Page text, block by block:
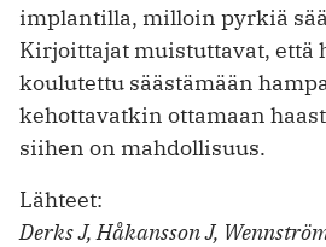
implantilla, milloin pyrkiä
Kirjoittajat muistuttavat, että
koulutettu säästämään
kehottavatkin ottamaan
siihen on mahdollisuus.
Lähteet:
Derks J, Håkansson J,